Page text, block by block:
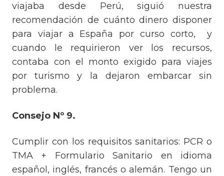
viajaba desde Perú, siguió nuestra
recomendación de cuánto dinero disponer
para viajar a España por curso corto, y
cuando le requirieron ver los recursos,
contaba con el monto exigido para viajes
por turismo y la dejaron embarcar sin
problema.
Consejo Nº 9.
Cumplir con los requisitos sanitarios: PCR o
TMA + Formulario Sanitario en idioma
español, inglés, francés o alemán. Tengo un